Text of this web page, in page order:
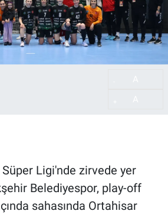
Ligi'nde zirvede yer
Belediyespor, play-off
sahasında Ortahisar